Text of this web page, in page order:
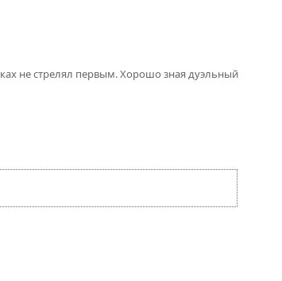
не стрелял первым. Хорошо зная дуэльный